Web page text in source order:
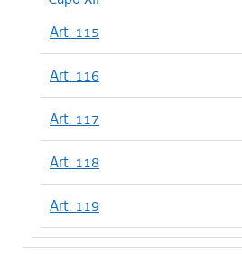
Art. 115
Art. 116
Art. 117
Art. 118
Art. 119